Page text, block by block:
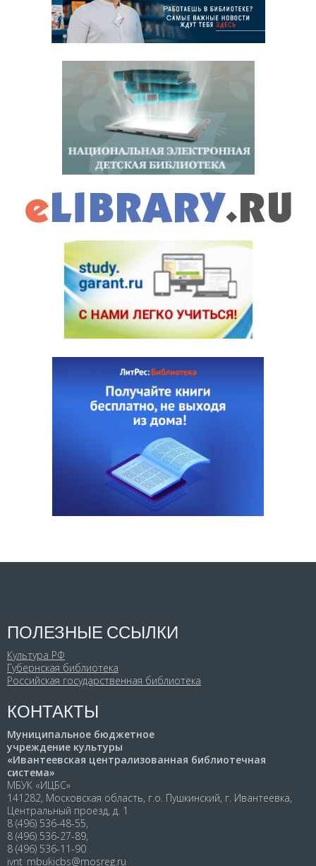
ПОЛЕЗНЫЕ ССЫЛКИ
Культура РФ
Губернская библиотека
Российская государственная библиотека
КОНТАКТЫ
Муниципальное бюджетное
учреждение культуры
«Ивантеевская централизованная библиотечная
система»
МБУК «ИЦБС»
141282, Московская область, г.о. Пушкинский, г. Ивантеевка,
Центральный проезд, д. 1
8 (496) 536-48-55,
8 (496) 536-27-89,
8 (496) 536-11-90
ivnt_mbukicbs@mosreg.ru